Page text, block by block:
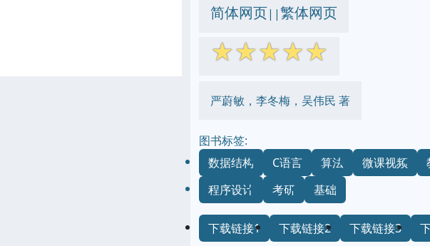
简体网页||繁体网页
☆☆☆☆☆
严蔚敏，李冬梅，吴伟民 著
图书标签:
数据结构
C语言 算法 微课视频
程序设计
考研 基础
下载链接1 下载链接2 下载链接3